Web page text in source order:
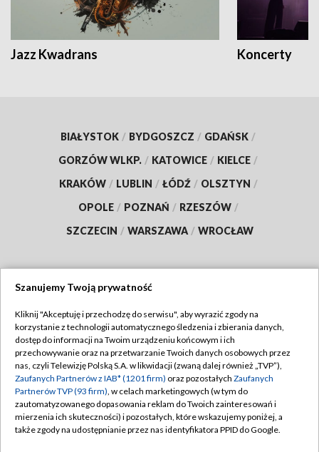
Jazz Kwadrans Koncerty
BIAŁYSTOK / BYDGOSZCZ / GDAŃSK /
GORZÓW WLKP. / KATOWICE / KIELCE /
KRAKÓW / LUBLIN / ŁÓDŹ / OLSZTYN /
OPOLE / POZNAŃ / RZESZÓW /
SZCZECIN / WARSZAWA / WROCŁAW
TVP
Abonament TVP
Emisja w TVP
Centrum informacji TVP
Naziemna Telewizja Cyfrowa
Regulamin TVP
Polityka prywatności
Moje zgody
Pomoc
Szanujemy Twoją prywatność
Kliknij "Akceptuję i przechodzę do serwisu", aby wyrazić zgody na
korzystanie z technologii automatycznego śledzenia i zbierania danych,
dostęp do informacji na Twoim urządzeniu końcowym i ich
przechowywanie oraz na przetwarzanie Twoich danych osobowych przez
nas, czyli Telewizję Polską S.A. w likwidacji (zwaną dalej również „TVP”),
Zaufanych Partnerów z IAB* (1201 firm) oraz pozostałych Zaufanych
Partnerów TVP (93 firm), w celach marketingowych (w tym do
zautomatyzowanego dopasowania reklam do Twoich zainteresowań i
mierzenia ich skuteczności) i pozostałych, które wskazujemy poniżej, a
także zgody na udostępnianie przez nas identyfikatora PPID do Google.